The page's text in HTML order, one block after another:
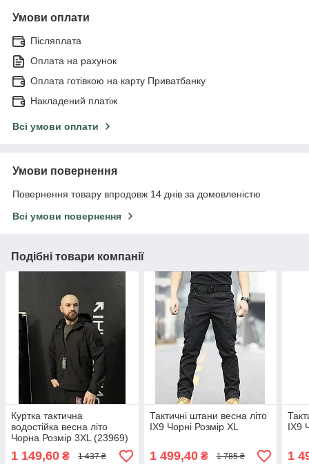
Умови оплати
Післяплата
Оплата на рахунок
Оплата готівкою на карту Приватбанку
Накладений платіж
Всі умови оплати
Умови повернення
Повернення товару впродовж 14 днів за домовленістю
Всі умови повернення
Подібні товари компанії
Куртка тактична
водостійка весна літо
Чорна Розмір 3XL (23969)
1 149,60 ₴ 1 437 ₴
Тактичні штани весна літо
IX9 Чорні Розмір XL
1 499,40₴ 1 785 ₴
IX9
1